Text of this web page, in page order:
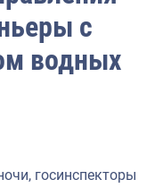
с
водных
госинспекторы